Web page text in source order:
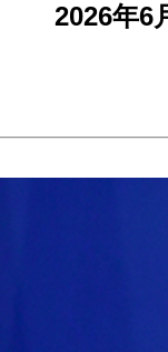
2026年6